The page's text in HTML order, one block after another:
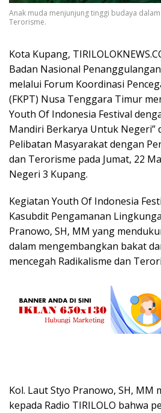
Anak muda menjunjung tinggi budaya
Terorisme.
Kota Kupang,
Badan Nasional
melalui Forum Koordinasi
(FKPT) Nusa Tenggara Timur
Youth Of Indonesia Festival
Mandiri Berkarya Untuk Negeri”
Pelibatan Masyarakat dengan
dan Terorisme pada Jumat, 22
Negeri 3 Kupang.
Kegiatan Youth Of Indonesia
Kasubdit Pengamanan
Pranowo, SH, MM yang
dalam mengembangkan bakat
mencegah Radikalisme dan
Kol. Laut Styo Pranowo, SH, MM
kepada Radio TIRILOLO bahwa